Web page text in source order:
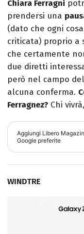
Chiara Ferragni
prendersi una
(dato che ogni
criticata) proprio a
che certamente
due diretti
però nel campo
alcuna conferma.
Ferragnez? Chi
Aggiungi Libero
Google preferite
WINDTRE